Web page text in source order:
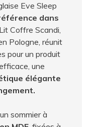
Eve Sleep
dans
Coffre Scandi,
Pologne, réunit
pour un produit
une
élégante
sommier à